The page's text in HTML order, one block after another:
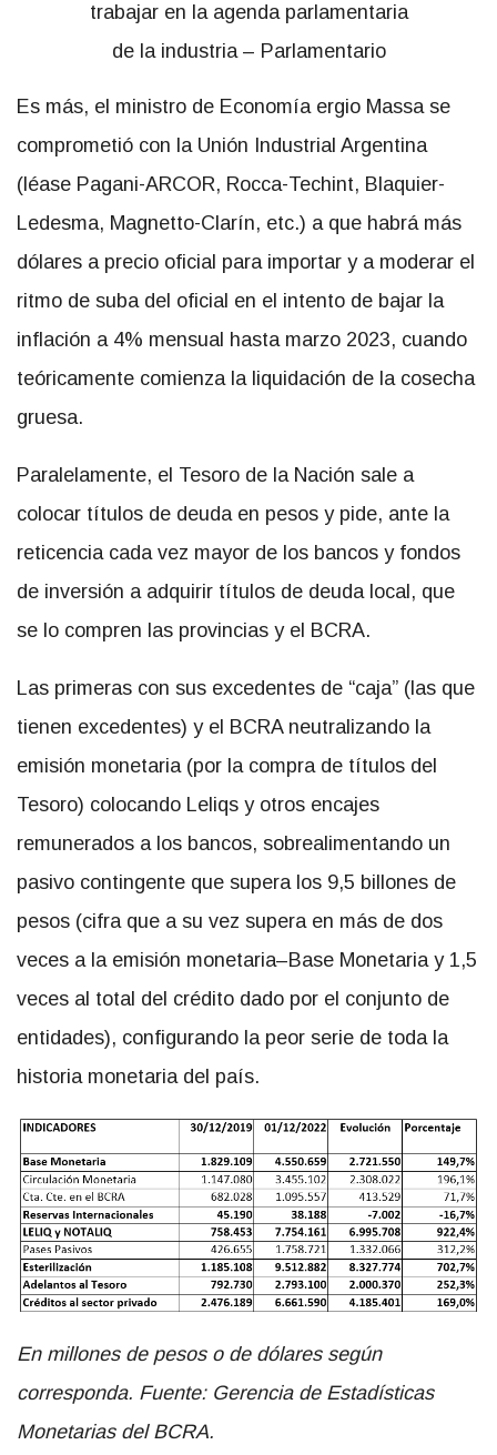
Es más, el ministro de Economía ergio Massa se
comprometió con la Unión Industrial Argentina
(léase Pagani-ARCOR, Rocca-Techint, Blaquier-
Ledesma, Magnetto-Clarín, etc.) a que habrá más
dólares a precio oficial para importar y a moderar el
ritmo de suba del oficial en el intento de bajar la
inflación a 4% mensual hasta marzo 2023, cuando
teóricamente comienza la liquidación de la cosecha
gruesa.
Paralelamente, el Tesoro de la Nación sale a
colocar títulos de deuda en pesos y pide, ante la
reticencia cada vez mayor de los bancos y fondos
de inversión a adquirir títulos de deuda local, que
se lo compren las provincias y el BCRA.
Las primeras con sus excedentes de “caja” (las que
tienen excedentes) y el BCRA neutralizando la
emisión monetaria (por la compra de títulos del
Tesoro) colocando Leliqs y otros encajes
remunerados a los bancos, sobrealimentando un
pasivo contingente que supera los 9,5 billones de
pesos (cifra que a su vez supera en más de dos
veces a la emisión monetaria–Base Monetaria y 1,5
veces al total del crédito dado por el conjunto de
entidades), configurando la peor serie de toda la
historia monetaria del país.
En millones de pesos o de dólares según
corresponda. Fuente: Gerencia de Estadísticas
Monetarias del BCRA.